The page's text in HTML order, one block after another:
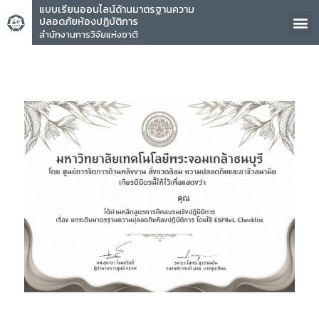
แบบเรียนออนไลน์ด้านมาตรฐานความ
ปลอดภัยห้องปฏิบัติการ
สำนักงานการวิจัยแห่งชาติ
คุณ